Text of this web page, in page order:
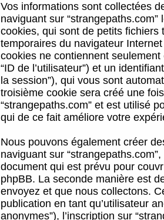
Vos informations sont collectées
naviguant sur
cookies, qui sont de petits
temporaires du navigateur
cookies ne contiennent
“ID de l’utilisateur”) et un
la session”), qui vous sont
troisième cookie sera créé une
“strangepaths.com” et est utilisé
qui de ce fait améliore votre
Nous pouvons également créer
naviguant sur
document qui est prévu pour
phpBB. La seconde manière est
envoyez et que nous collectons.
publication en tant qu’utilisateur
anonymes”), l’inscription sur